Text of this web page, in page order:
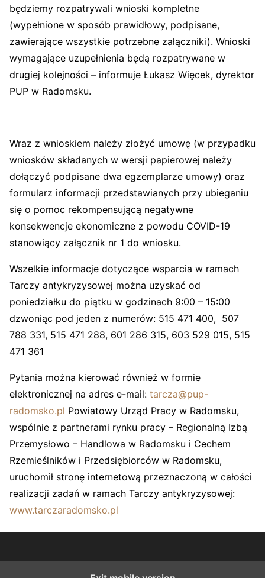
będziemy rozpatrywali wnioski kompletne
(wypełnione w sposób prawidłowy, podpisane,
zawierające wszystkie potrzebne załączniki). Wnioski
wymagające uzupełnienia będą rozpatrywane w
drugiej kolejności – informuje Łukasz Więcek, dyrektor
PUP w Radomsku.
Wraz z wnioskiem należy złożyć umowę (w przypadku
wniosków składanych w wersji papierowej należy
dołączyć podpisane dwa egzemplarze umowy) oraz
formularz informacji przedstawianych przy ubieganiu
się o pomoc rekompensującą negatywne
konsekwencje ekonomiczne z powodu COVID-19
stanowiący załącznik nr 1 do wniosku.
Wszelkie informacje dotyczące wsparcia w ramach
Tarczy antykryzysowej można uzyskać od
poniedziałku do piątku w godzinach 9:00 – 15:00
dzwoniąc pod jeden z numerów: 515 471 400, 507
788 331, 515 471 288, 601 286 315, 603 529 015, 515
471 361
Pytania można kierować również w formie
elektronicznej na adres e-mail: tarcza@pup-
radomsko.pl Powiatowy Urząd Pracy w Radomsku,
wspólnie z partnerami rynku pracy – Regionalną Izbą
Przemysłowo – Handlowa w Radomsku i Cechem
Rzemieślników i Przedsiębiorców w Radomsku,
uruchomił stronę internetową przeznaczoną w całości
realizacji zadań w ramach Tarczy antykryzysowej:
www.tarczaradomsko.pl